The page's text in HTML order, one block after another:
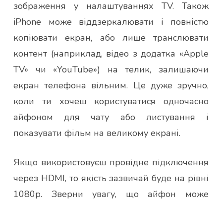
зображення у налаштуваннях TV. Також
iPhone може віддзеркалювати і повністю
копіювати екран, або лише транслювати
контент (наприклад, відео з додатка «Apple
TV» чи «YouTube») на телик, залишаючи
екран телефона вільним. Це дуже зручно,
коли ти хочеш користуватися одночасно
айфоном для чату або листування і
показувати фільм на великому екрані.
Якщо використовуєш провідне підключення
через HDMI, то якість зазвичай буде на рівні
1080p. Зверни увагу, що айфон може